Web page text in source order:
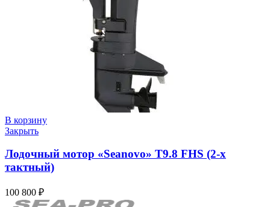
В корзину
Закрыть
Лодочный мотор «Seanovo» T9.8 FHS (2-х
тактный)
100 800 ₽